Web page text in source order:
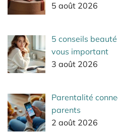
5 août 2026
5 conseils
vous important
3 août 2026
Parentalité
parents
2 août 2026